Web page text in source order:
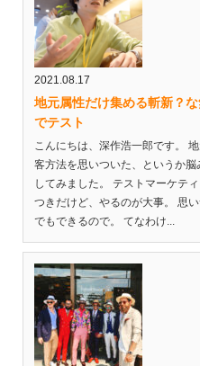
2021.08.17
地元属性だけ集める斬新？
でテスト
こんにちは、深作浩一郎です。
客方法を思いついた、というか
してみました。 テストマーケテ
つきだけど、やるのが大事。 思
でもできるので。 てなわけ...